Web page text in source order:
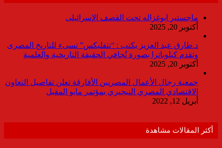
ماجستير ابوغزاله تحت القصف الإسرائيلى
أكتوبر 20, 2025
د.طارق عبد العزيز يكتب : “نتفليكس” تسىء للتاريخ المصرى
وتقدم كيلوباترا بصورة تُجافي الحقيقة التاريخية والعلمية
أكتوبر 20, 2025
جمعية رجال الأعمال المصريين الأفارقة تعلن تفاصيل التعاون
الاقتصادي المصري النيجيري بمؤتمر مايو المقبل
أبريل 12, 2022
أكثر المقالات مشاهدة